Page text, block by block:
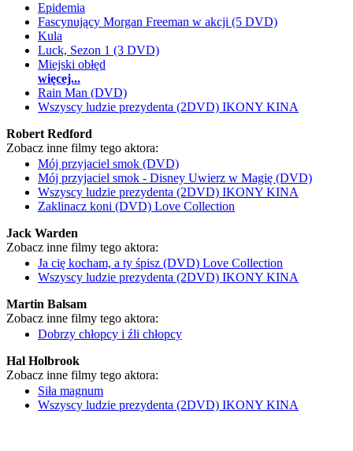
Epidemia
Fascynujący Morgan Freeman w akcji (5 DVD)
Kula
Luck, Sezon 1 (3 DVD)
Miejski obłęd
więcej...
Rain Man (DVD)
Wszyscy ludzie prezydenta (2DVD) IKONY KINA
Robert Redford
Zobacz inne filmy tego aktora:
Mój przyjaciel smok (DVD)
Mój przyjaciel smok - Disney Uwierz w Magię (DVD)
Wszyscy ludzie prezydenta (2DVD) IKONY KINA
Zaklinacz koni (DVD) Love Collection
Jack Warden
Zobacz inne filmy tego aktora:
Ja cię kocham, a ty śpisz (DVD) Love Collection
Wszyscy ludzie prezydenta (2DVD) IKONY KINA
Martin Balsam
Zobacz inne filmy tego aktora:
Dobrzy chłopcy i źli chłopcy
Hal Holbrook
Zobacz inne filmy tego aktora:
Siła magnum
Wszyscy ludzie prezydenta (2DVD) IKONY KINA